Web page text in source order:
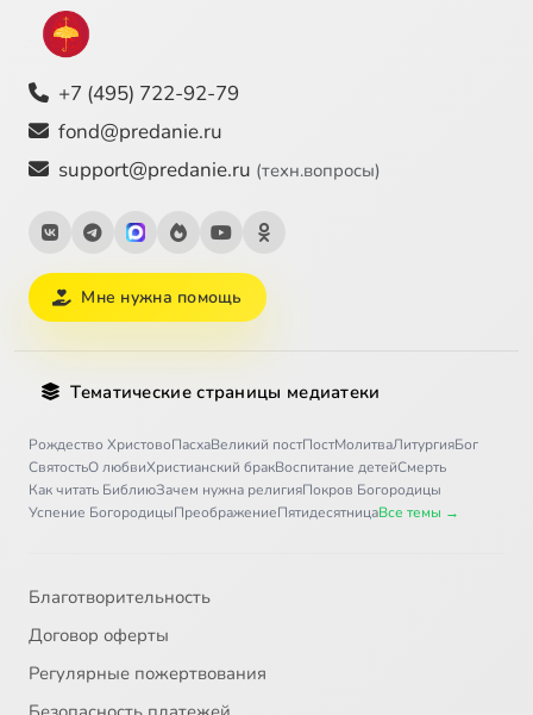
+7 (495) 722-92-79
fond@predanie.ru
support@predanie.ru (техн.вопросы)
Мне нужна помощь
Тематические страницы медиатеки
Рождество ХристовоПасхаВеликий постПостМолитваЛитургияБог
СвятостьО любвиХристианский бракВоспитание детейСмерть
Как читать БиблиюЗачем нужна религияПокров Богородицы
Успение БогородицыПреображениеПятидесятницаВсе темы →
Благотворительность
Договор оферты
Регулярные пожертвования